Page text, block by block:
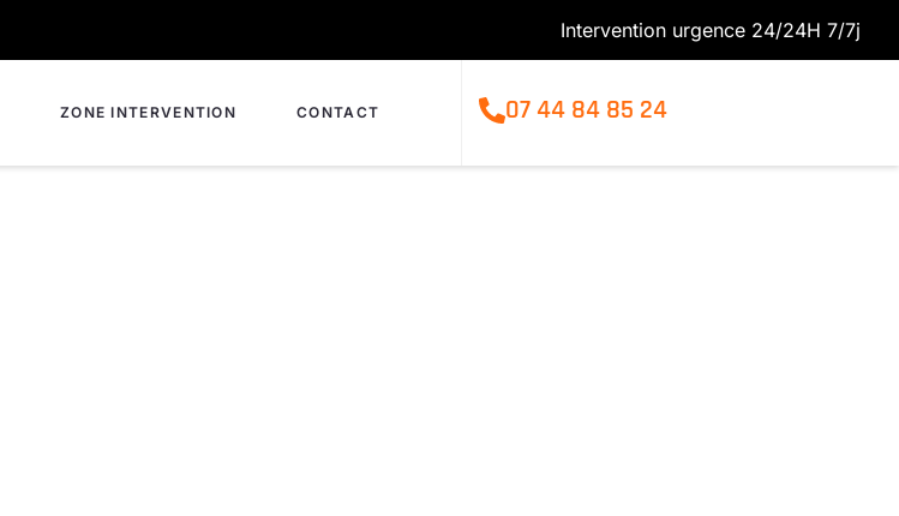
Intervention urgence 24/24H 7/7j
ZONE INTERVENTION CONTACT 07 44 84 85 24